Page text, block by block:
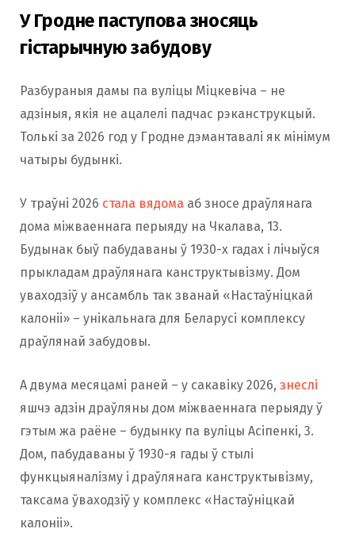
У Гродне паступова зносяць
гістарычную забудову
Разбураныя дамы па вуліцы Міцкевіча – не
адзіныя, якія не ацалелі падчас рэканструкцый.
Толькі за 2026 год у Гродне дэмантавалі як мінімум
чатыры будынкі.
У траўні 2026 стала вядома аб зносе драўлянага
дома міжваеннага перыяду на Чкалава, 13.
Будынак быў пабудаваны ў 1930-х гадах і лічыўся
прыкладам драўлянага канструктывізму. Дом
уваходзіў у ансамбль так званай «Настаўніцкай
калоніі» – унікальнага для Беларусі комплексу
драўлянай забудовы.
А двума месяцамі раней – у сакавіку 2026, знеслі
яшчэ адзін драўляны дом міжваеннага перыяду ў
гэтым жа раёне – будынку па вуліцы Асіпенкі, 3.
Дом, пабудаваны ў 1930-я гады ў стылі
функцыяналізму і драўлянага канструктывізму,
таксама ўваходзіў у комплекс «Настаўніцкай
калоніі».